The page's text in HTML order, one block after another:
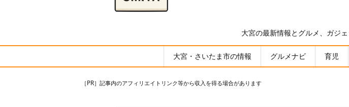
大宮の最新情報とグルメ、ガジ
大宮・さいたま市の情報 グルメナビ 育児
［PR］記事内のアフィリエイトリンク等から収入を得る場合があります